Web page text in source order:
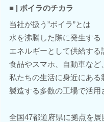
■ | ボイラのチカラ
当社が扱う”ボイラ”とは
水を沸騰した際に発生する
エネルギーとして供給する
食品やスマホ、自動車など、
私たちの生活に身近にある
製造する多数の工場で活用
全国47都道府県に拠点を展